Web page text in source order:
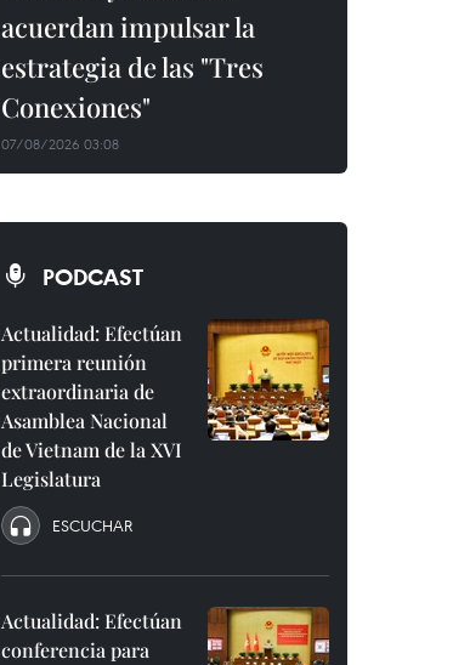
acuerdan impulsar la
estrategia de las "Tres
Conexiones"
07/08/2026 03:08
PODCAST
Actualidad: Efectúan
primera reunión
extraordinaria de
Asamblea Nacional
de Vietnam de la XVI
Legislatura
ESCUCHAR
Actualidad: Efectúan
conferencia para